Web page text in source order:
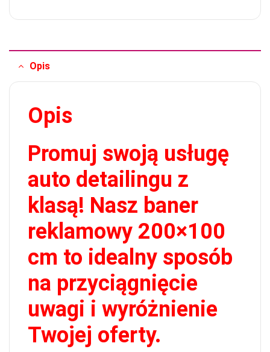
Opis
Opis
Promuj swoją usługę
auto detailingu z
klasą! Nasz baner
reklamowy 200×100
cm to idealny sposób
na przyciągnięcie
uwagi i wyróżnienie
Twojej oferty.